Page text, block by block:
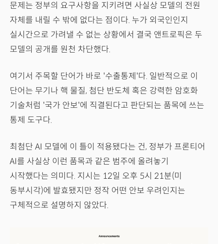
문제는 정부의 요구사항을 지키려면 사실상 모델의 전원
자체를 내릴 수 밖에 없다는 점이다. 누가 외국인인지
실시간으로 가려낼 수 없는 상황에서 결국 앤트로픽은 두
모델의 공개를 원천 차단했다.
여기서 주목할 단어가 바로 '수출통제'다. 일반적으로 이
단어는 무기나 핵 물질, 첨단 반도체 혹은 강력한 암호화
기술처럼 '국가 안보'에 직결된다고 판단되는 품목에 쓰는
통제 도구다.
최첨단 AI 모델에 이 틀이 적용됐다는 건, 정부가 프론티어
AI를 사실상 이런 품목과 같은 범주에 올려놓기
시작했다는 의미다. 지시는 12일 오후 5시 21분(미
동부시각)에 발효됐지만 정작 어떤 안보 우려인지는
구체적으로 설명하지 않았다.